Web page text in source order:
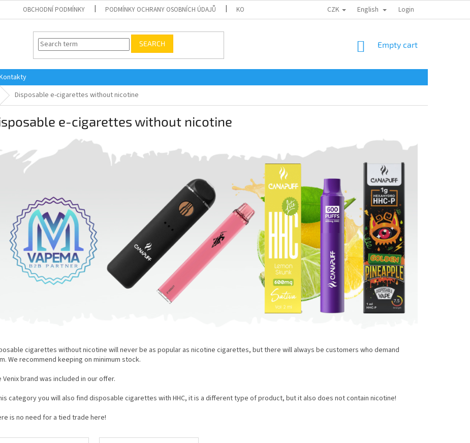
OBCHODNÍ PODMÍNKY PODMÍNKY OCHRANY OSOBNÍCH ÚDAJŮ KONTAKTY CZK English Login
SEARCH
SHOPPING
Empty cart
Disposable e-cigarettes without nicotine
e-cigarettes without nicotine
cigarettes without nicotine will never be as popular as nicotine cigarettes, but there will always be customers who demand
We recommend keeping on minimum stock.
Venix brand was included in our offer.
category you will also find disposable cigarettes with HHC, it is a different type of product, but it also does not contain nicotine!
is no need for a tied trade here!